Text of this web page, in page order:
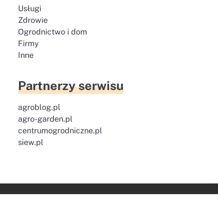
Usługi
Zdrowie
Ogrodnictwo i dom
Firmy
Inne
Partnerzy serwisu
agroblog.pl
agro-garden.pl
centrumogrodniczne.pl
siew.pl